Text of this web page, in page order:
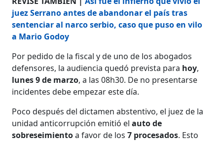
juez Serrano antes de abandonar el país tras
sentenciar al narco serbio, caso que puso en vilo
a Mario Godoy
Por pedido de la fiscal y de uno de los abogados
defensores, la audiencia quedó prevista para hoy,
lunes 9 de marzo, a las 08h30. De no presentarse
incidentes debe empezar este día.
Poco después del dictamen abstentivo, el juez de la
unidad anticorrupción emitió elauto de
sobreseimientoa favor de los7 procesados. Esto